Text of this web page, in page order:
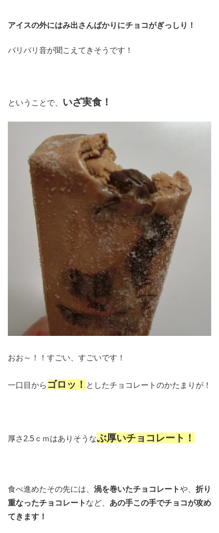
アイスの外にはみ出さんばかりにチョコがぎっしり！
バリバリ音が聞こえてきそうです！
ということで、 いざ実食！
おお～！！すごい、すごいです！
一口目から ゴロッ！ としたチョコレートのかたまりが！
厚さ2.5ｃｍはありそうなぶ厚いチョコレート！
食べ進めたその先には、 渦を巻いたチョコレートや、 折り
重なったチョコレート など、 あの手この手でチョコが攻め
てきます！